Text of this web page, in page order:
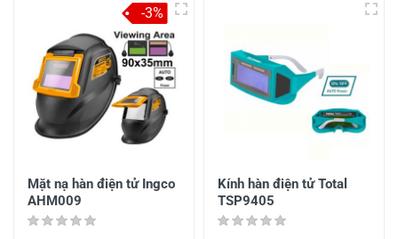
Mặt nạ hàn điện tử Ingco
AHM009
-3%
Kính hàn điện tử Total
TSP9405